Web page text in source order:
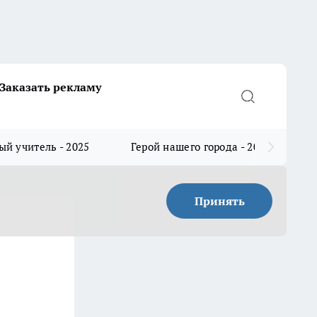
Заказать рекламу
учитель - 2025 Герой нашего города - 2025
Принять